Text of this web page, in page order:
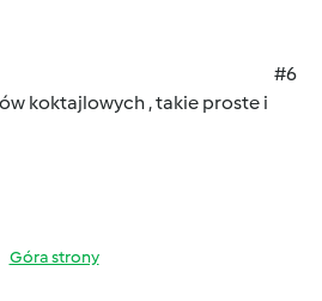
#6
koktajlowych , takie proste i
Góra strony